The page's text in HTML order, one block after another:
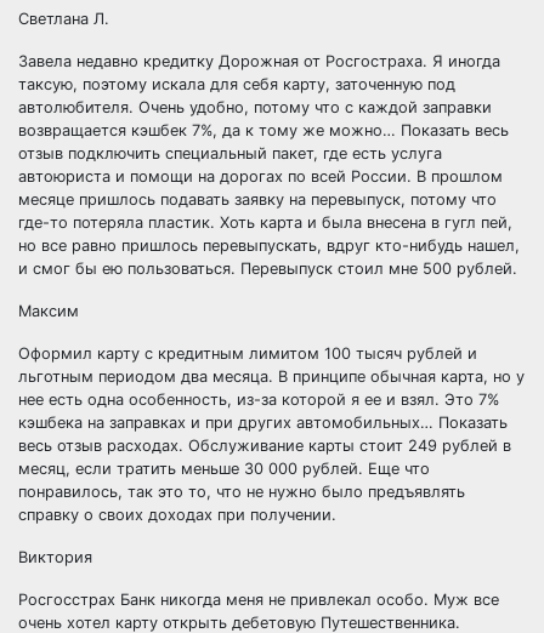
Светлана Л.
Завела недавно кредитку Дорожная от Росгостраха. Я иногда
таксую, поэтому искала для себя карту, заточенную под
автолюбителя. Очень удобно, потому что с каждой заправки
возвращается кэшбек 7%, да к тому же можно… Показать весь
отзыв подключить специальный пакет, где есть услуга
автоюриста и помощи на дорогах по всей России. В прошлом
месяце пришлось подавать заявку на перевыпуск, потому что
где-то потеряла пластик. Хоть карта и была внесена в гугл пей,
но все равно пришлось перевыпускать, вдруг кто-нибудь нашел,
и смог бы ею пользоваться. Перевыпуск стоил мне 500 рублей.
Максим
Оформил карту с кредитным лимитом 100 тысяч рублей и
льготным периодом два месяца. В принципе обычная карта, но у
нее есть одна особенность, из-за которой я ее и взял. Это 7%
кэшбека на заправках и при других автомобильных… Показать
весь отзыв расходах. Обслуживание карты стоит 249 рублей в
месяц, если тратить меньше 30 000 рублей. Еще что
понравилось, так это то, что не нужно было предъявлять
справку о своих доходах при получении.
Виктория
Росгосстрах Банк никогда меня не привлекал особо. Муж все
очень хотел карту открыть дебетовую Путешественника.